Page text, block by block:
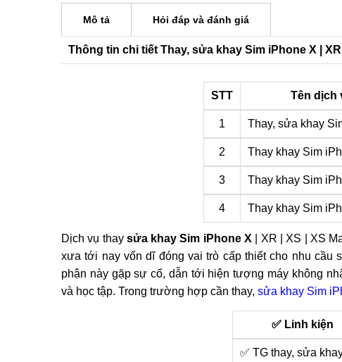
Mô tả Hỏi đáp và đánh giá
Thông tin chi tiết Thay, sửa khay Sim iPhone X | XR
STT Tên dịch
1 Thay, sửa khay
2 Thay khay Sim
3 Thay khay Sim
4 Thay khay Sim
Dịch vụ thaysửa khay Sim iPhone X | XR | XS | XS
xưa tới nay vốn dĩ đóng vai trò cấp thiết cho nhu
phận này gặp sự cố, dẫn tới hiện tượng máy không
và học tập. Trong trường hợp cần thay, sửa khay Sim
✅ Linh kiện
✅ TG thay, sửa